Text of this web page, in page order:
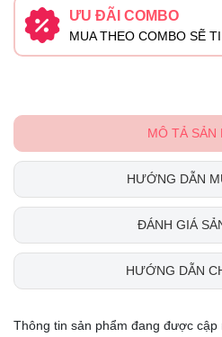
ƯU ĐÃI COMBO
MUA THEO COMBO SẼ
MÔ TẢ SẢN
HƯỚNG DẪN
ĐÁNH GIÁ
HƯỚNG DẪN
Thông tin sản phẩm đang được cập